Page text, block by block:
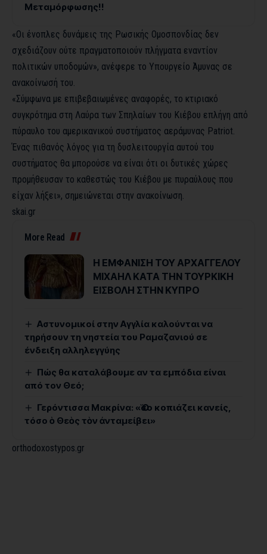
Μεταμόρφωσης!!
«Οι ένοπλες δυνάμεις της Ρωσικής Ομοσπονδίας δεν
σχεδιάζουν ούτε πραγματοποιούν πλήγματα εναντίον
πολιτικών υποδομών», ανέφερε το Υπουργείο Άμυνας σε
ανακοίνωσή του.
«Σύμφωνα με επιβεβαιωμένες αναφορές, το κτιριακό
συγκρότημα στη Λαύρα των Σπηλαίων του Κιέβου επλήγη από
πύραυλο του αμερικανικού συστήματος αεράμυνας Patriot.
Ένας πιθανός λόγος για τη δυσλειτουργία αυτού του
συστήματος θα μπορούσε να είναι ότι οι δυτικές χώρες
προμήθευσαν το καθεστώς του Κιέβου με πυραύλους που
είχαν λήξει», σημειώνεται στην ανακοίνωση.
skai.gr
More Read
Η ΕΜΦΑΝΙΣΗ ΤΟΥ ΑΡΧΑΓΓΕΛΟΥ
ΜΙΧΑΗΛ ΚΑΤΑ ΤΗΝ ΤΟΥΡΚΙΚΗ
ΕΙΣΒΟΛΗ ΣΤΗΝ ΚΥΠΡΟ
Αστυνομικοί στην Αγγλία καλούνται να
τηρήσουν τη νηστεία του Ραμαζανιού σε
ένδειξη αλληλεγγύης
Πώς θα καταλάβουμε αν τα εμπόδια είναι
από τον Θεό;
Γερόντισσα Μακρίνα: «Ὅσο κοπιάζει κανείς,
τόσο ὁ Θεὸς τὸν ἀνταμείβει»
orthodoxostypos.gr